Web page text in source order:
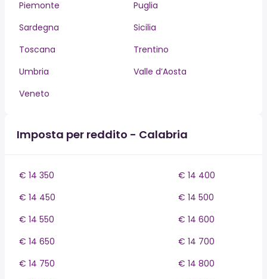
Piemonte
Puglia
Sardegna
Sicilia
Toscana
Trentino
Umbria
Valle d’Aosta
Veneto
Imposta per reddito - Calabria
€ 14 350
€ 14 400
€ 14 450
€ 14 500
€ 14 550
€ 14 600
€ 14 650
€ 14 700
€ 14 750
€ 14 800